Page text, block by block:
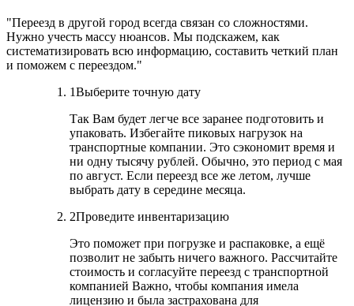
Переезд в другой город всегда связан со сложностями.
Нужно учесть массу нюансов. Мы подскажем, как
систематизировать всю информацию, составить четкий план
и поможем с переездом.
1Выберите точную дату
Так Вам будет легче все заранее подготовить и
упаковать. Избегайте пиковых нагрузок на
транспортные компании. Это сэкономит время и
ни одну тысячу рублей. Обычно, это период с мая
по август. Если переезд все же летом, лучше
выбрать дату в середине месяца.
2Проведите инвентаризацию
Это поможет при погрузке и распаковке, а ещё
позволит не забыть ничего важного. Рассчитайте
стоимость и согласуйте переезд с транспортной
компанией Важно, чтобы компания имела
лицензию и была застрахована для